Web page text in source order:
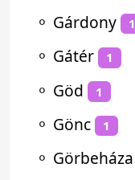
⚬ Gárdony 1
⚬ Gátér 1
⚬ Göd 1
⚬ Gönc 1
⚬ Görbeháza